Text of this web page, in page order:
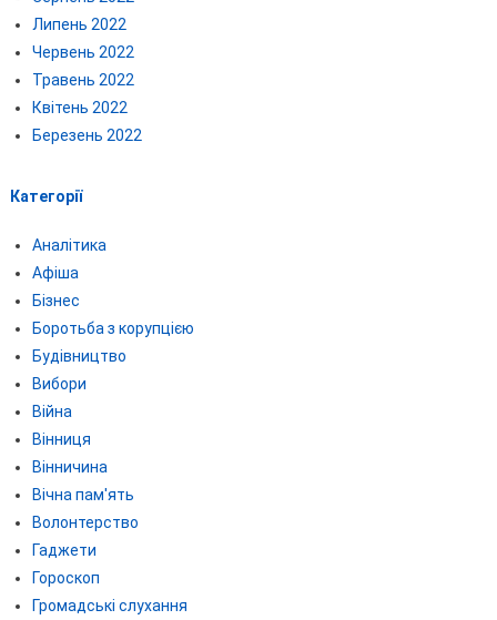
Липень 2022
Червень 2022
Травень 2022
Квітень 2022
Березень 2022
Категорії
Аналітика
Афіша
Бізнес
Боротьба з корупцією
Будівництво
Вибори
Війна
Вінниця
Вінничина
Вічна пам'ять
Волонтерство
Гаджети
Гороскоп
Громадські слухання